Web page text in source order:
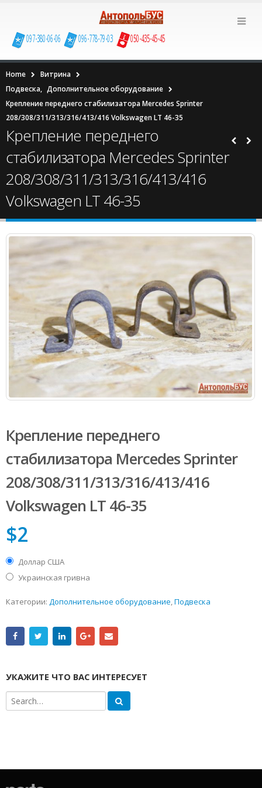
097-380-06-06 096-778-79-03 050-435-45-45
Home
Витрина
Подвеска, Дополнительное оборудование
Крепление переднего стабилизатора Mercedes Sprinter
208/308/311/313/316/413/416 Volkswagen LT 46-35
Крепление переднего
стабилизатора Mercedes Sprinter
208/308/311/313/316/413/416
Volkswagen LT 46-35
Крепление переднего
стабилизатора Mercedes Sprinter
208/308/311/313/316/413/416
Volkswagen LT 46-35
$2
Доллар США
Украинская гривна
Категории: Дополнительное оборудование,Подвеска
УКАЖИТЕ ЧТО ВАС ИНТЕРЕСУЕТ